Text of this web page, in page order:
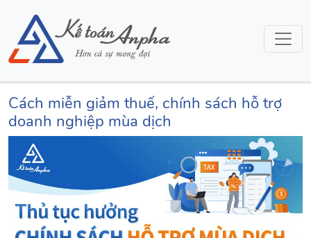
Cách miễn giảm thuế, chính sách hỗ trợ
doanh nghiệp mùa dịch